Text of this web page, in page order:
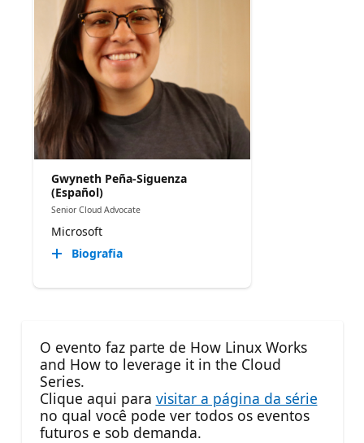
Gwyneth Peña-Siguenza
(Español)
Senior Cloud Advocate
Microsoft
Biografia
O evento faz parte de How Linux Works
and How to leverage it in the Cloud
Series.
Clique aqui para visitar a página da série
no qual você pode ver todos os eventos
futuros e sob demanda.